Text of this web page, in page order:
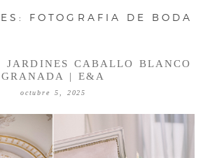
FOTOGRAFIA DE BODA
JARDINES CABALLO BLANCO
GRANADA | E&A
octubre 5, 2025